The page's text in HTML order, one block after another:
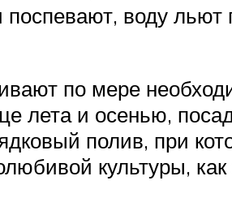
поспевают, воду
по мере
лета и осенью,
полив, при
культуры,